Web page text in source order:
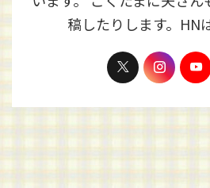
稿したりします。HN